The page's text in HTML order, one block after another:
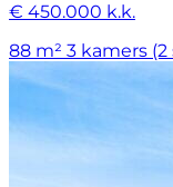
€ 450.000 k.k.
88 m² 3 kamers